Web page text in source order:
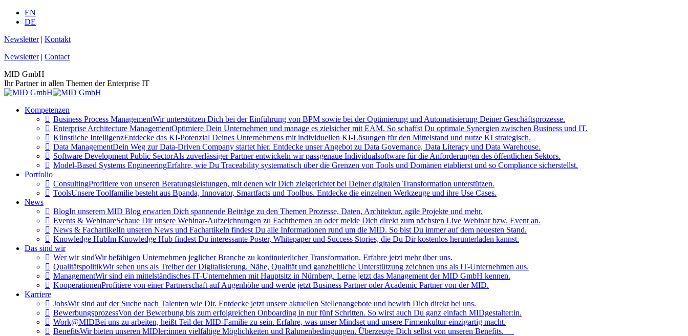
Zum
Inhalt
EN
DE
Newsletter| Kontakt
Newsletter| Contact
MID GmbH
Ihr Partner in allen Themen der Enterprise IT
Kompetenzen
Business Process ManagementWir unterstützen Dich bei der Einführung von BPM sowie bei der Optimierung und Automatisierung Deiner Geschäftsprozesse.
Enterprise Architecture ManagementOptimiere Dein Unternehmen und manage es zielsicher mit EAM. So schaffst Du optimale Synergien zwischen Business und IT.
Künstliche IntelligenzEntdecke das KI-Potenzial Deines Unternehmens mit individuellen KI-Lösungen für den Mittelstand und nutze KI strategisch.
Data ManagementDein Weg zur Data-Driven Company startet hier. Entdecke unser Angebot zu Data Governance, Data Literacy und Data Warehouse.
Software Development Public SectorAls zuverlässiger Partner entwickeln wir passgenaue Individualsoftware für die Anforderungen des öffentlichen Sektors.
Model-Based Systems EngineeringErfahre, wie Du Traceability systematisch über die Grenzen von Tools und Domänen etablierst und so Compliance sicherstellst.
Portfolio
ConsultingProfitiere von unseren Beratungsleistungen, mit denen wir Dich zielgerichtet bei Deiner digitalen Transformation unterstützen.
ToolsUnsere Toolfamilie besteht aus Bpanda, Innovator, Smartfacts und Toolbus. Entdecke die einzelnen Werkzeuge und ihre Use Cases.
News
BlogIn unserem MID Blog erwarten Dich spannende Beiträge zu den Themen Prozesse, Daten, Architektur, agile Projekte und mehr.
Events & WebinareSchaue Dir unsere Webinar-Aufzeichnungen zu Fachthemen an oder melde Dich direkt zum nächsten Live Webinar bzw. Event an.
News & FachartikelIn unseren News und Fachartikeln findest Du alle Informationen rund um die MID. So bist Du immer auf dem neuesten Stand.
Knowledge HubIm Knowledge Hub findest Du interessante Poster, Whitepaper und Success Stories, die Du Dir kostenlos herunterladen kannst.
Das sind wir
Wer wir sindWir befähigen Unternehmen jeglicher Branche zu kontinuierlicher Transformation. Erfahre jetzt mehr über uns.
QualitätspolitikWir sehen uns als Treiber der Digitalisierung. Nähe, Qualität und ganzheitliche Unterstützung zeichnen uns als IT-Unternehmen aus.
ManagementWir sind ein mittelständisches IT-Unternehmen mit Hauptsitz in Nürnberg. Lerne jetzt das Management der MID GmbH kennen.
KooperationenProfitiere von einer Partnerschaft auf Augenhöhe und werde jetzt Business Partner oder Academic Partner von der MID.
Karriere
JobsWir sind auf der Suche nach Talenten wie Dir. Entdecke jetzt unsere aktuellen Stellenangebote und bewirb Dich direkt bei uns.
BewerbungsprozessVon der Bewerbung bis zum erfolgreichen Onboarding in nur fünf Schritten. So wirst auch Du ganz einfach MIDgestalter:in.
Work@MIDBei uns zu arbeiten, heißt Teil der MID-Familie zu sein. Erfahre, was unser Mindset und unsere Firmenkultur einzigartig macht.
BenefitsWir bieten unseren MIDler:innen vielfältige Möglichkeiten und Rahmenbedingungen. Überzeuge Dich selbst von unseren Benefits.